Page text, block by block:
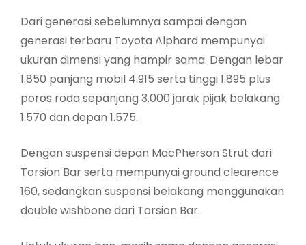
Dari generasi sebelumnya sampai dengan
generasi terbaru Toyota Alphard mempunyai
ukuran dimensi yang hampir sama. Dengan lebar
1.850 panjang mobil 4.915 serta tinggi 1.895 plus
poros roda sepanjang 3.000 jarak pijak belakang
1.570 dan depan 1.575.
Dengan suspensi depan MacPherson Strut dari
Torsion Bar serta mempunyai ground clearence
160, sedangkan suspensi belakang menggunakan
double wishbone dari Torsion Bar.